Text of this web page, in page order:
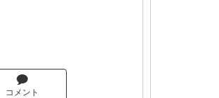
コメント